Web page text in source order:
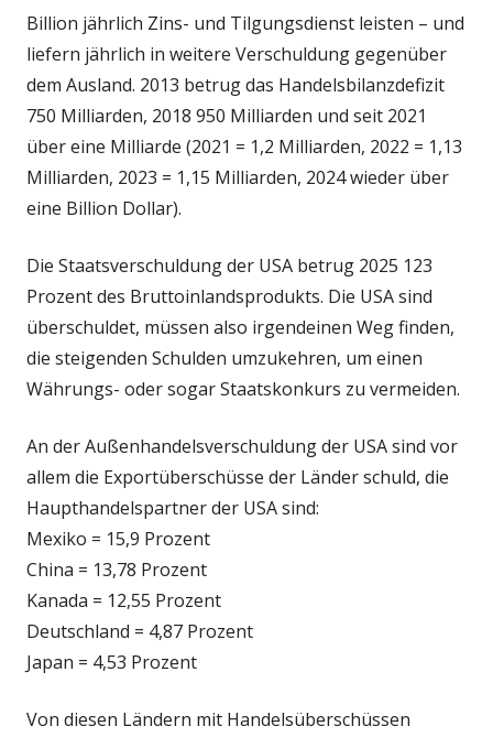
Billion jährlich Zins- und Tilgungsdienst leisten – und
liefern jährlich in weitere Verschuldung gegenüber
dem Ausland. 2013 betrug das Handelsbilanzdefizit
750 Milliarden, 2018 950 Milliarden und seit 2021
über eine Milliarde (2021 = 1,2 Milliarden, 2022 = 1,13
Milliarden, 2023 = 1,15 Milliarden, 2024 wieder über
eine Billion Dollar).
Die Staatsverschuldung der USA betrug 2025 123
Prozent des Bruttoinlandsprodukts. Die USA sind
überschuldet, müssen also irgendeinen Weg finden,
die steigenden Schulden umzukehren, um einen
Währungs- oder sogar Staatskonkurs zu vermeiden.
An der Außenhandelsverschuldung der USA sind vor
allem die Exportüberschüsse der Länder schuld, die
Haupthandelspartner der USA sind:
Mexiko = 15,9 Prozent
China = 13,78 Prozent
Kanada = 12,55 Prozent
Deutschland = 4,87 Prozent
Japan = 4,53 Prozent
Von diesen Ländern mit Handelsüberschüssen